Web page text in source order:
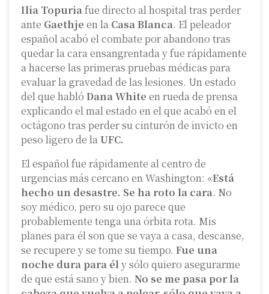
Ilia Topuriafue directo al hospital tras perder
ante Gaethje en la Casa Blanca. El peleador
español acabó el combate por abandono tras
quedar la cara ensangrentada y fue rápidamente
a hacerse las primeras pruebas médicas para
evaluar la gravedad de las lesiones. Un estado
del que habló Dana White en rueda de prensa
explicando el mal estado en el que acabó en el
octágono tras perder su cinturón de invicto en
peso ligero de laUFC.
El español fue rápidamente al centro de
urgencias más cercano en Washington: «Está
hecho un desastre. Se ha roto la cara. No
soy médico, pero su ojo parece que
probablemente tenga una órbita rota. Mis
planes para él son que se vaya a casa, descanse,
se recupere y se tome su tiempo. Fue una
noche dura para ély sólo quiero asegurarme
de que está sano y bien. No se me pasa por la